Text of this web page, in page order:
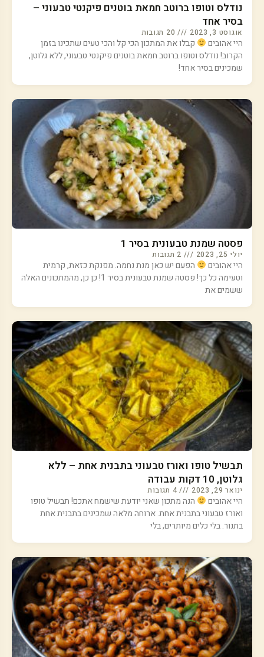
נודלס וטופו ברוטב חמאת בוטנים פיקנטי טבעוני –
בסיר אחד
אוגוסט 3, 2023
היי אהובים
קבלו את המתכון הכי קל והכי טעים שתכינו בזמן
הקרוב! נודלס וטופו ברוטב חמאת בוטנים פיקנטי טבעוני, ללא גלוטן,
שמכינים בסיר אחד!
פסטה שמנת טבעונית בסיר 1
יולי 25, 2023
היי אהובים
הפעם יש כאן מנת נחמה. מפנקת כזאת, קרמית
וטעימה כל כך! פסטה שמנת טבעונית בסיר 1! כן כן, מהמתכונים האלה
ששמים את
תבשיל טופו ואורז טבעוני בתבנית אחת – ללא
גלוטן, 10 דקות עבודה
ינואר 29, 2023
היי אהובים
הנה מתכון שאני יודעת שישמח אתכם! תבשיל טופו
ואורז טבעוני בתבנית אחת. ארוחה מלאה שמכינים בתבנית אחת
בתנור. בלי כלים מיותרים, בלי